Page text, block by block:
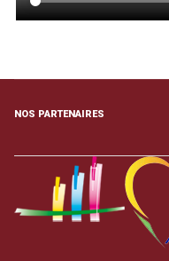
NOS PARTENAIRES